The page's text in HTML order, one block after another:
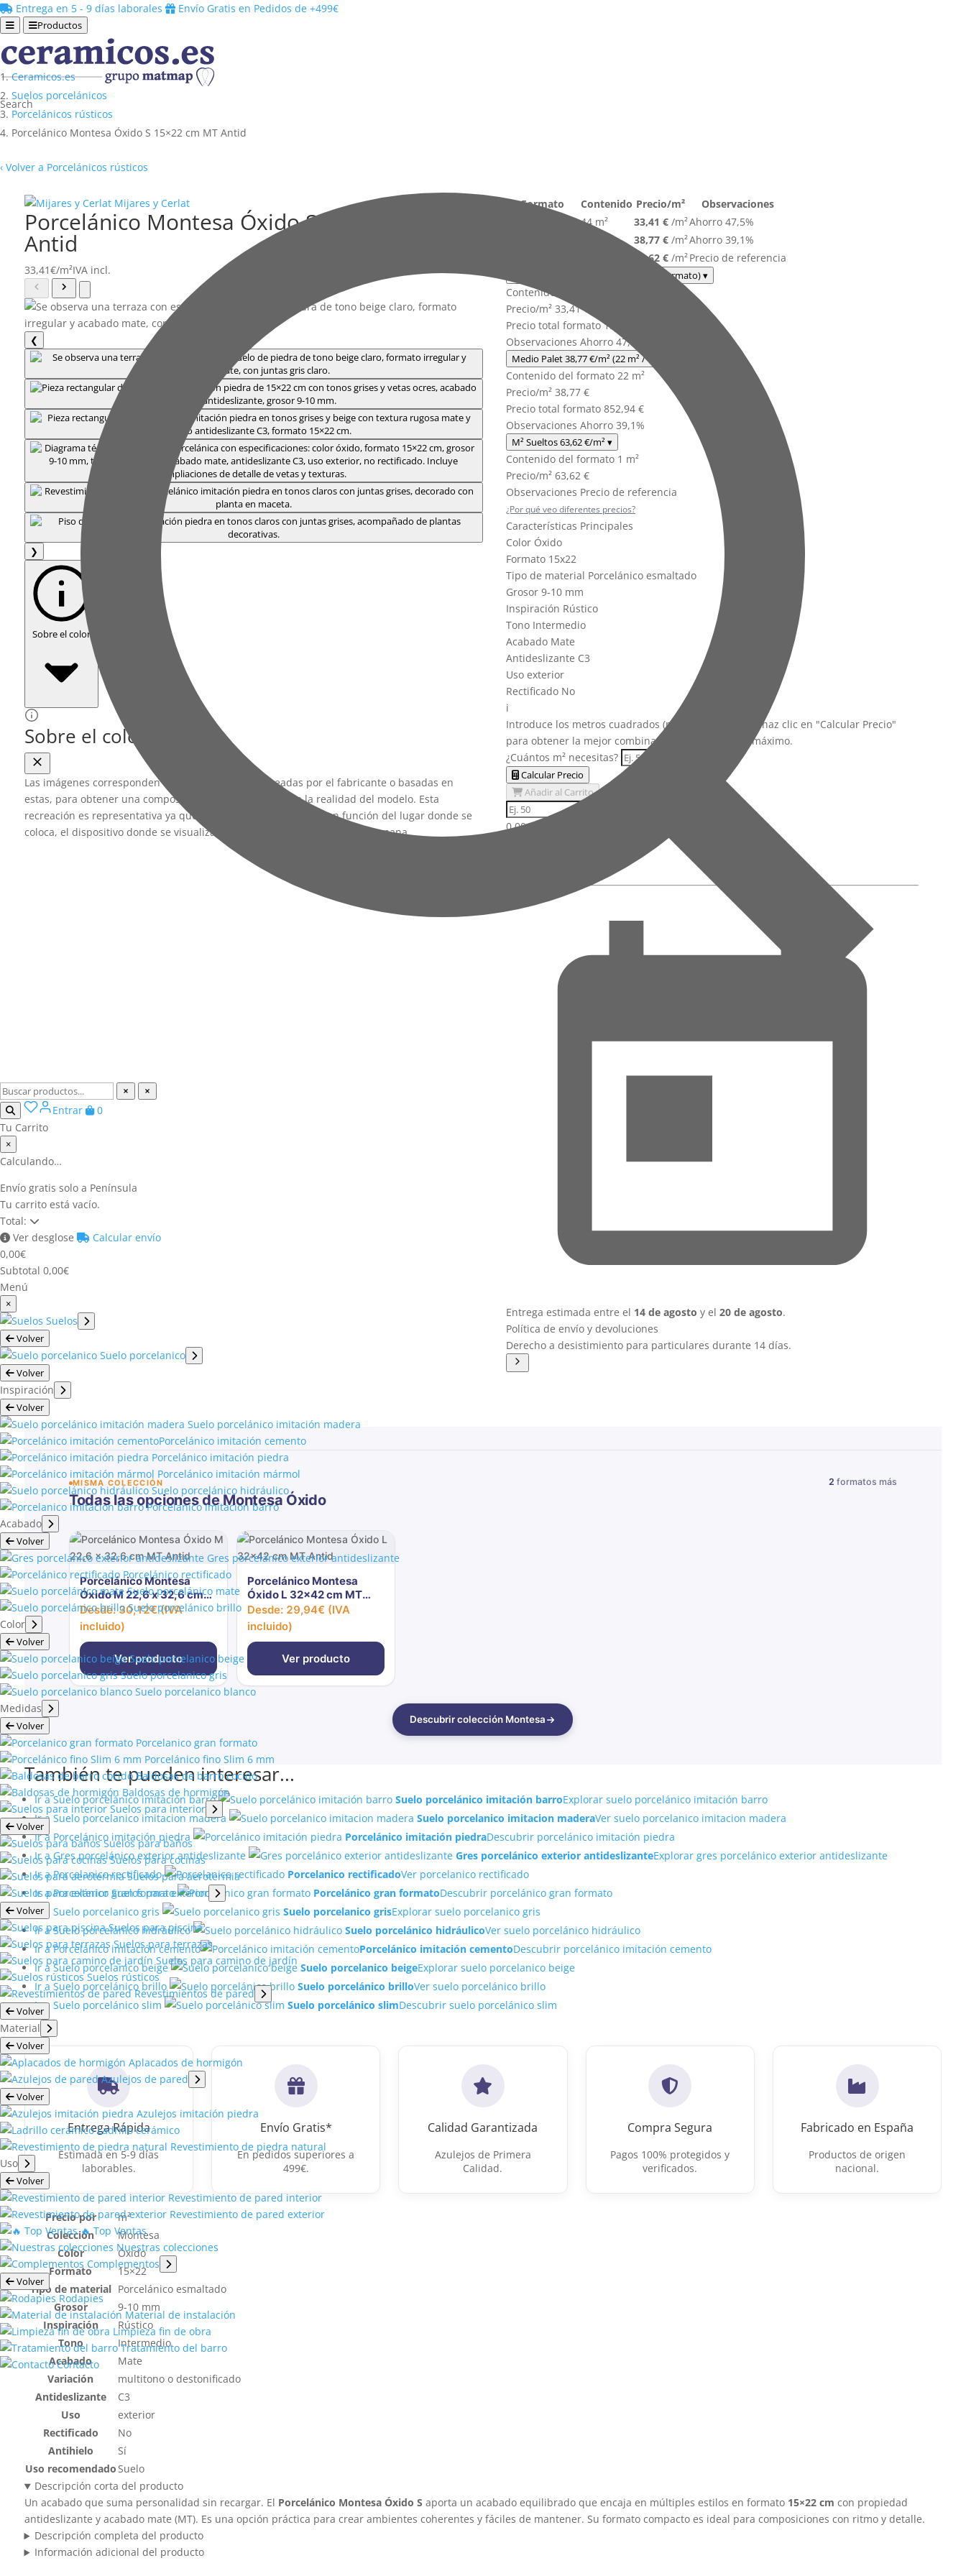
Entrega en 5 - 9 días laborales Envío Gratis en Pedidos de +499€
Productos
Search
Entrar
0
Tu Carrito
×
Calculando…
Envío gratis solo a Península
Tu carrito está vacío.
Total:
Ver desglose
Calcular envío
0,00€
Subtotal 0,00€
Menú
×
Suelos
Volver
Suelo porcelanico
Volver
Inspiración
Volver
Suelo porcelánico imitación madera​
Porcelánico imitación cemento​
Porcelánico imitación piedra​
Porcelánico imitación mármol​
Suelo porcelánico hidráulico​
Porcelanico imitacion barro​
Acabado
Volver
Gres porcelánico exterior antideslizante​
Porcelánico rectificado​
Suelo porcelánico mate​
Suelo porcelánico brillo
Color
Volver
Suelo porcelanico beige
Suelo porcelanico gris
Suelo porcelanico blanco
Medidas
Volver
Porcelanico gran formato
Porcelánico fino Slim 6 mm
Baldosas de barro cocido
Baldosas de hormigón
Suelos para interior
Volver
Suelos para baños
Suelos para cocinas
Suelos para aerotermia
Suelos para exterior
Volver
Suelos para piscina
Suelos para terrazas
Suelos para camino de jardín
Suelos rústicos
Revestimientos de pared
Volver
Material
Volver
Aplacados de hormigón
Azulejos de pared
Volver
Azulejos imitación piedra
Ladrillo cerámico
Revestimiento de piedra natural
Uso
Volver
Revestimiento de pared interior
Revestimiento de pared exterior
🔥 Top Ventas
Nuestras colecciones
Complementos
Volver
Rodapies​
Material de instalación
Limpieza fin de obra
Tratamiento del barro
Contacto
Ceramicos.es
Suelos porcelánicos
Porcelánicos rústicos
Porcelánico Montesa Óxido S 15×22 cm MT Antid
‹ Volver a Porcelánicos rústicos
Mijares y Cerlat
Porcelánico Montesa Óxido S 15×22 cm MT
Antid
33,41€/m²IVA incl.
❮
❯
Sobre el color
Sobre el color
Las imágenes corresponden a imágenes digitales creadas por el fabricante o basadas en
estas, para obtener una composición lo más fiel posible a la realidad del modelo. Esta
recreación es representativa ya que el color final puede variar en función del lugar donde se
coloca, el dispositivo donde se visualiza o incluso la propia percepción humana.
Formato Contenido Precio/m²
Observaciones
Palet Completo44 m² 33,41 € /m²Ahorro 47,5%
38,77 € /m²Ahorro 39,1%
63,62 € /m²Precio de referencia
(44 m² / formato)▾
Contenido del formato
Precio/m² 33,41 €
Precio total formato 1.470,04 €
Observaciones Ahorro 47,5%
Medio Palet38,77 €/m² (22 m² / formato)
Contenido del formato 22 m²
Precio/m² 38,77 €
Precio total formato 852,94 €
Observaciones Ahorro 39,1%
M² Sueltos63,62 €/m² ▾
Contenido del formato 1 m²
Precio/m² 63,62 €
Observaciones Precio de referencia
¿Por qué veo diferentes precios?
Características Principales
Color Óxido
Formato 15x22
Tipo de material Porcelánico esmaltado
Grosor 9-10 mm
Inspiración Rústico
Tono Intermedio
Acabado Mate
Antideslizante C3
Uso exterior
Rectificado No
i
Introduce los metros cuadrados (m²) que necesitas y haz clic en "Calcular Precio"
para obtener la mejor combinación y el descuento máximo.
¿Cuántos m² necesitas?
Calcular Precio
Añadir al Carrito
0,00 €
Consultar Stock
Entrega estimada entre el 14 de agosto y el 20 de agosto.
Política de envío y devoluciones
Derecho a desistimiento para particulares durante 14 días.
MISMA COLECCIÓN
Todas las opciones de Montesa Óxido
2 formatos más
Porcelánico Montesa
Óxido M 22,6 x 32,6 cm
MT Antid
Desde:30,12€(IVA
incluido)
Ver producto
Porcelánico Montesa
Óxido L 32x42 cm MT
Antid
Desde: 29,94€ (IVA
incluido)
Ver producto
Descubrir colección Montesa
También te pueden interesar...
Ir a Suelo porcelánico imitación barro Suelo porcelánico imitación barroExplorar suelo porcelánico imitación barro
Ir a Suelo porcelanico imitacion madera
Suelo porcelanico imitacion maderaVer suelo porcelanico imitacion madera
Ir a Porcelánico imitación piedra
Porcelánico imitación piedraDescubrir porcelánico imitación piedra
Ir a Gres porcelánico exterior antideslizante
Gres porcelánico exterior antideslizanteExplorar gres porcelánico exterior antideslizante
Ir a Porcelanico rectificado
Porcelanico rectificadoVer porcelanico rectificado
Ir a Porcelánico gran formato
Porcelánico gran formatoDescubrir porcelánico gran formato
Ir a Suelo porcelanico gris
Suelo porcelanico grisExplorar suelo porcelanico gris
Ir a Suelo porcelánico hidráulico
Suelo porcelánico hidráulicoVer suelo porcelánico hidráulico
Ir a Porcelánico imitación cemento
Porcelánico imitación cementoDescubrir porcelánico imitación cemento
Ir a Suelo porcelanico beige
Suelo porcelanico beigeExplorar suelo porcelanico beige
Ir a Suelo porcelánico brillo
Suelo porcelánico brilloVer suelo porcelánico brillo
Ir a Suelo porcelánico slim
Suelo porcelánico slimDescubrir suelo porcelánico slim
Entrega Rápida
Estimada en 5-9 días
laborables.
Envío Gratis*
En pedidos superiores a
499€.
Calidad Garantizada
Azulejos de Primera
Calidad.
Compra Segura
Pagos 100% protegidos y
verificados.
Fabricado en España
Productos de origen
nacional.
Precio por
m²
Colección
Montesa
Color
Óxido
Formato
15×22
Tipo de material Porcelánico esmaltado
Grosor
9-10 mm
Inspiración
Rústico
Tono
Intermedio
Acabado
Mate
Variación
multitono o destonificado
Antideslizante
C3
Uso
exterior
Rectificado
No
Antihielo
Sí
Uso recomendadoSuelo
Descripción corta del producto
Un acabado que suma personalidad sin recargar. El Porcelánico Montesa Óxido S aporta un acabado equilibrado que encaja en múltiples estilos en formato 15×22 cm con propiedad
antideslizante y acabado mate (MT). Es una opción práctica para crear ambientes coherentes y fáciles de mantener. Su formato compacto es ideal para composiciones con ritmo y detalle.
Descripción completa del producto
Información adicional del producto